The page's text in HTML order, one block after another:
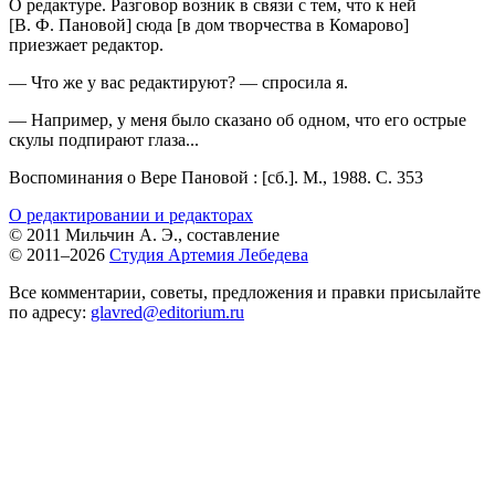
О редактуре. Разговор возник в связи с тем, что к ней
[В. Ф. Пановой] сюда [в дом творчества в Комарово]
приезжает редактор.
— Что же у вас редактируют? — спросила я.
— Например, у меня было сказано об одном, что его острые
скулы подпирают глаза...
Воспоминания о Вере Пановой : [сб.]. М., 1988. С. 353
О редактировании и редакторах
© 2011 Мильчин А. Э., составление
© 2011–2026 Студия Артемия Лебедева
Все комментарии, советы, предложения и правки присылайте
по адресу: glavred@editorium.ru